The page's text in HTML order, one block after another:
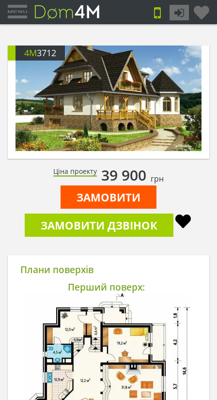
4M3712
Ціна проекту 39 900 грн
ЗАМОВИТИ
ЗАМОВИТИ ДЗВІНОК
Плани поверхів
Перший поверх: